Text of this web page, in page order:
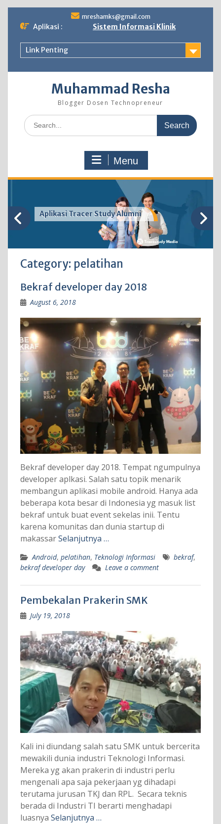
to
content
mreshamks@gmail.com
Aplikasi : Sistem Informasi Klinik
Link Penting
Muhammad Resha
Blogger Dosen Technopreneur
Search
for:
Menu
Aplikasi Tracer Study Alumni
Category: pelatihan
Bekraf developer day 2018
August 6, 2018
Bekraf developer day 2018. Tempat ngumpulnya
developer aplkasi. Salah satu topik menarik
membangun aplikasi mobile android. Hanya ada
beberapa kota besar di Indonesia yg masuk list
bekraf untuk buat event sekelas inii. Tentu
karena komunitas dan dunia startup di
makassarSelanjutnya …
Android, pelatihan, Teknologi Informasi bekraf,
bekraf developer day
Leave a comment
Pembekalan Prakerin SMK
July 19, 2018
Kali ini diundang salah satu SMK untuk bercerita
mewakili dunia industri Teknologi Informasi.
Mereka yg akan prakerin di industri perlu
mengenali apa saja pekerjaan yg dihadapi
terutama jurusan TKJ dan RPL. Secara teknis
berada di Industri TI berarti menghadapi
luasnya Selanjutnya …